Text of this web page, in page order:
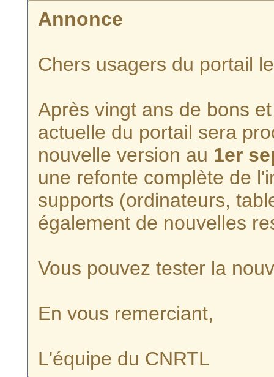
Annonce
Chers usagers du portail
Après vingt ans de bons
actuelle du portail sera
nouvelle version au 1er
une refonte complète de
supports (ordinateurs,
également de nouvelles
Vous pouvez tester la
En vous remerciant,
L'équipe du CNRTL